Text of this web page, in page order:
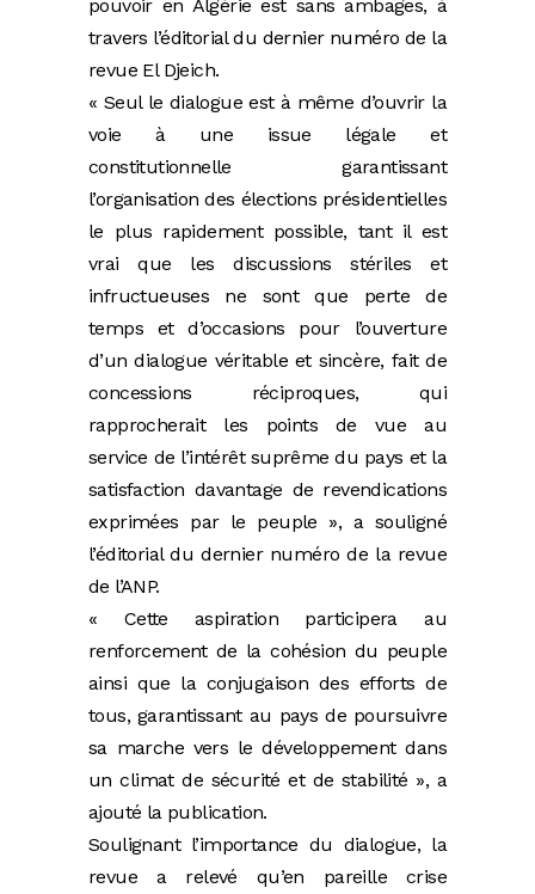
pouvoir en Algérie est sans ambages, à
travers l’éditorial du dernier numéro de la
revue El Djeich.
« Seul le dialogue est à même d’ouvrir la
voie à une issue légale et
constitutionnelle garantissant
l’organisation des élections présidentielles
le plus rapidement possible, tant il est
vrai que les discussions stériles et
infructueuses ne sont que perte de
temps et d’occasions pour l’ouverture
d’un dialogue véritable et sincère, fait de
concessions réciproques, qui
rapprocherait les points de vue au
service de l’intérêt suprême du pays et la
satisfaction davantage de revendications
exprimées par le peuple », a souligné
l’éditorial du dernier numéro de la revue
de l’ANP.
« Cette aspiration participera au
renforcement de la cohésion du peuple
ainsi que la conjugaison des efforts de
tous, garantissant au pays de poursuivre
sa marche vers le développement dans
un climat de sécurité et de stabilité », a
ajouté la publication.
Soulignant l’importance du dialogue, la
revue a relevé qu’en pareille crise